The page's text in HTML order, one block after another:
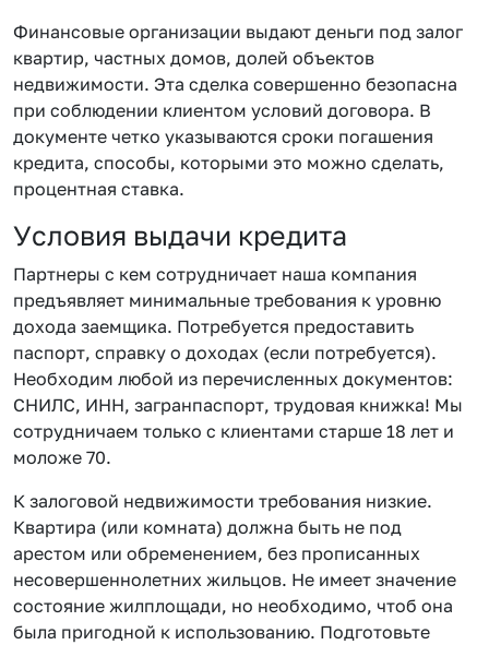
Финансовые организации выдают деньги под залог
квартир, частных домов, долей объектов
недвижимости. Эта сделка совершенно безопасна
при соблюдении клиентом условий договора. В
документе четко указываются сроки погашения
кредита, способы, которыми это можно сделать,
процентная ставка.
Условия выдачи кредита
Партнеры с кем сотрудничает наша компания
предъявляет минимальные требования к уровню
дохода заемщика. Потребуется предоставить
паспорт, справку о доходах (если потребуется).
Необходим любой из перечисленных документов:
СНИЛС, ИНН, загранпаспорт, трудовая книжка! Мы
сотрудничаем только с клиентами старше 18 лет и
моложе 70.
К залоговой недвижимости требования низкие.
Квартира (или комната) должна быть не под
арестом или обременением, без прописанных
несовершеннолетних жильцов. Не имеет значение
состояние жилплощади, но необходимо, чтоб она
была пригодной к использованию. Подготовьте